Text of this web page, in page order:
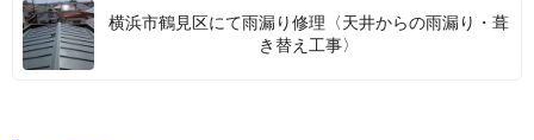
横浜市鶴見区にて雨漏り修理〈天井からの雨漏り・葺
き替え工事〉